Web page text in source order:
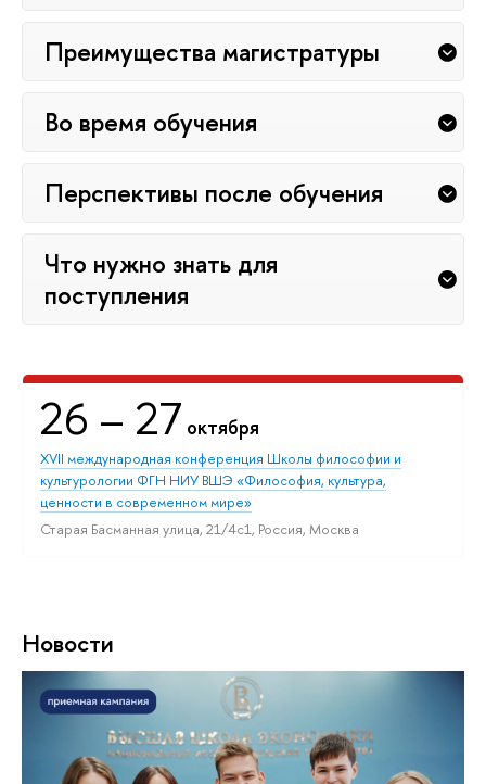
Преимущества магистратуры
Во время обучения
Перспективы после обучения
Что нужно знать для
поступления
26 – 27 октября
XVII международная конференция Школы философии и
культурологии ФГН НИУ ВШЭ «Философия, культура,
ценности в современном мире»
Старая Басманная улица, 21/4с1, Россия, Москва
Новости